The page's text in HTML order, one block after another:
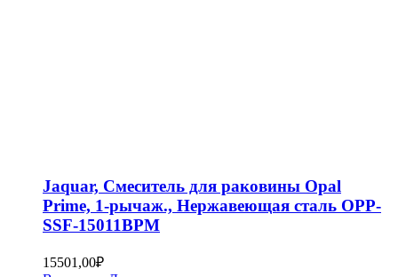
Jaquar, Смеситель для раковины Opal
Prime, 1-рычаж., Нержавеющая сталь OPP-
SSF-15011BPM
15501,00₽